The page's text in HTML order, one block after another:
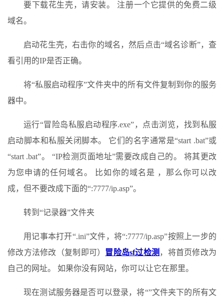
要下载花生壳，请安装。 注册一个它提供的免费二级
域名。
启动花生壳，右击你的域名，然后点击“域名诊断”，查
看引用的IP是否正确。
将“私服启动程序”文件夹中的所有文件复制到你的服务
器中。
运行“冒险岛私服启动程序.exe”，点击浏览，找到私服
启动脚本和私服关闭脚本。 它们的名字通常是“start .bat”或
“start .bat”。 “IP检测页面地址”需要改成自己的。 将其更改
为您申请的任何域名。 比如你的域名是 ，那么你可以改
成，但不要改成下面的“:7777/ip.asp”。
转到“记录器”文件夹
用记事本打开“.ini”文件，将“:7777/ip.asp”按照上一步的
修改方法修改（复制即可） 冒险岛sf过检测 ，将首页修改为
自己的网址。 如果你没有网站，你可以让它在那里。
现在测试服务器是否可以登录，将“”文件夹下的所有文